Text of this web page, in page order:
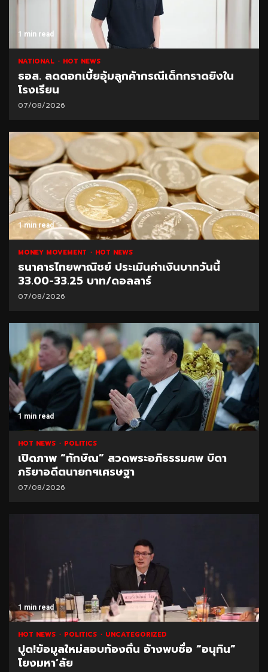
1 min read
NATIONAL HOT NEWS
ธอส. ลดดอกเบี้ยอุ้มลูกค้ากรณีเด็กกราดยิงใน
โรงเรียน
07/08/2026
1 min read
MONEY MOVEMENT HOT NEWS
ธนาคารไทยพาณิชย์ ประเมินค่าเงินบาทวันนี้
33.00-33.25 บาท/ดอลลาร์
07/08/2026
1 min read
HOT NEWS POLITICS
เปิดภาพ “ทักษิณ” สวดพระอภิธรรมศพ บิดา
ภริยาอดีตนายกฯเศรษฐา
07/08/2026
1 min read
HOT NEWS POLITICS UNCATEGORIZED
ปูด!ข้อมูลใหม่สอบท้องถิ่น อ้างพบชื่อ “อนุทิน”
โยงมหา’ลัย